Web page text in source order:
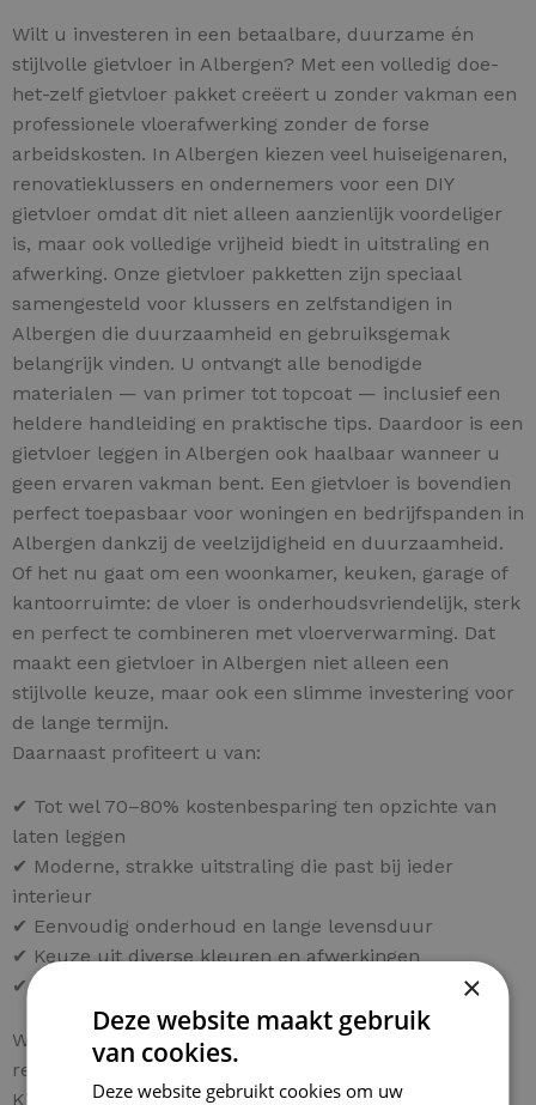
Wilt u investeren in een betaalbare, duurzame én
stijlvolle gietvloer in Albergen? Met een volledig doe-
het-zelf gietvloer pakket creëert u zonder vakman een
professionele vloerafwerking zonder de forse
arbeidskosten. In Albergen kiezen veel huiseigenaren,
renovatieklussers en ondernemers voor een DIY
gietvloer omdat dit niet alleen aanzienlijk voordeliger
is, maar ook volledige vrijheid biedt in uitstraling en
afwerking. Onze gietvloer pakketten zijn speciaal
samengesteld voor klussers en zelfstandigen in
Albergen die duurzaamheid en gebruiksgemak
belangrijk vinden. U ontvangt alle benodigde
materialen — van primer tot topcoat — inclusief een
heldere handleiding en praktische tips. Daardoor is een
gietvloer leggen in Albergen ook haalbaar wanneer u
geen ervaren vakman bent. Een gietvloer is bovendien
perfect toepasbaar voor woningen en bedrijfspanden in
Albergen dankzij de veelzijdigheid en duurzaamheid.
Of het nu gaat om een woonkamer, keuken, garage of
kantoorruimte: de vloer is onderhoudsvriendelijk, sterk
en perfect te combineren met vloerverwarming. Dat
maakt een gietvloer in Albergen niet alleen een
stijlvolle keuze, maar ook een slimme investering voor
de lange termijn.
Daarnaast profiteert u van:
✔ Tot wel 70–80% kostenbesparing ten opzichte van
laten leggen
✔ Moderne, strakke uitstraling die past bij ieder
interieur
✔ Eenvoudig onderhoud en lange levensduur
✔ Keuze uit diverse kleuren en afwerkingen
✔ Persoonlijk advies voor uw project in Albergen
Wilt u ook een hoogwaardige gietvloer in Albergen
realiseren tegen een fractie van de normale kosten?
Kies dan voor een compleet doe-het-zelf pakket en
×
Deze website maakt gebruik
van cookies.
Deze website gebruikt cookies om uw